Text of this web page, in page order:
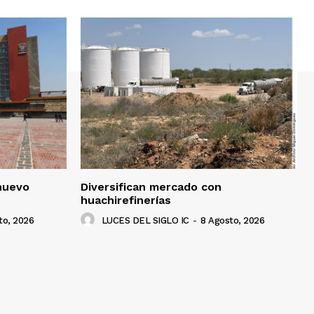
2026
Diversifican mercado con
huachirefinerías
LUCES DEL SIGLO IC - 8 Agosto, 2026